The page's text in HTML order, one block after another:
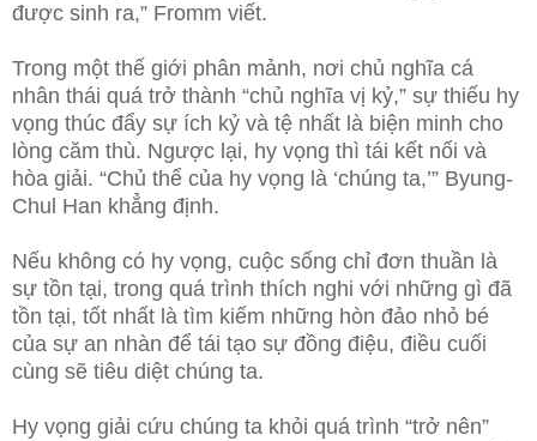
được sinh ra,” Fromm viết.
Trong một thế giới phân mảnh, nơi chủ nghĩa cá
nhân thái quá trở thành “chủ nghĩa vị kỷ,” sự thiếu hy
vọng thúc đẩy sự ích kỷ và tệ nhất là biện minh cho
lòng căm thù. Ngược lại, hy vọng thì tái kết nối và
hòa giải. “Chủ thể của hy vọng là ‘chúng ta,’” Byung-
Chul Han khẳng định.
Nếu không có hy vọng, cuộc sống chỉ đơn thuần là
sự tồn tại, trong quá trình thích nghi với những gì đã
tồn tại, tốt nhất là tìm kiếm những hòn đảo nhỏ bé
của sự an nhàn để tái tạo sự đồng điệu, điều cuối
cùng sẽ tiêu diệt chúng ta.
Hy vọng giải cứu chúng ta khỏi quá trình “trở nên”